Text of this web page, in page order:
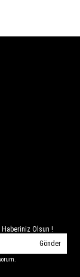
Haberiniz Olsun !
Gönder